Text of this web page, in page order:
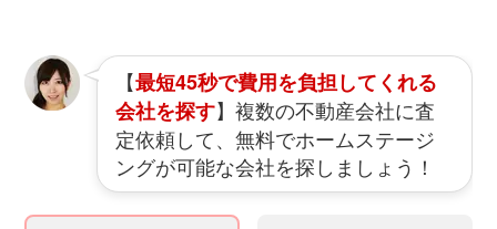
【最短45秒で費用を負担してくれる
会社を探す】複数の不動産会社に査
定依頼して、無料でホームステージ
ングが可能な会社を探しましょう！